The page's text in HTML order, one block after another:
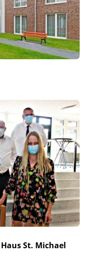
St. Michael